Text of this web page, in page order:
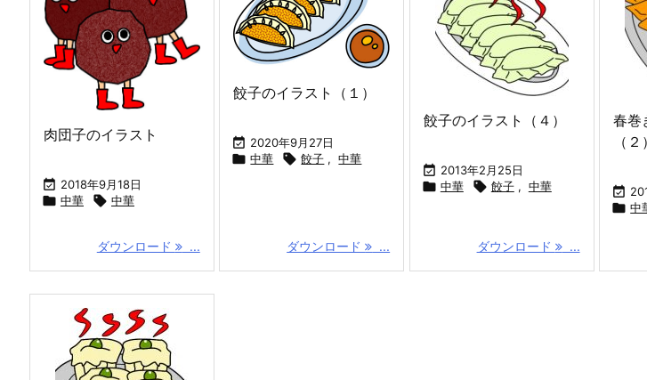
肉団子のイラスト
 2018年9月18日
 中華  中華
ダウンロード ...
餃子のイラスト（１）
 2020年9月27日
 中華  餃子 , 中華
ダウンロード ...
餃子のイラスト（４）
 2013年2月25日
 中華  餃子 , 中華
ダウンロード ...
春巻
（２）

 中